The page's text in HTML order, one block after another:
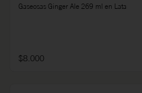
Gaseosas Ginger Ale 269 ml en Lata
$8.000